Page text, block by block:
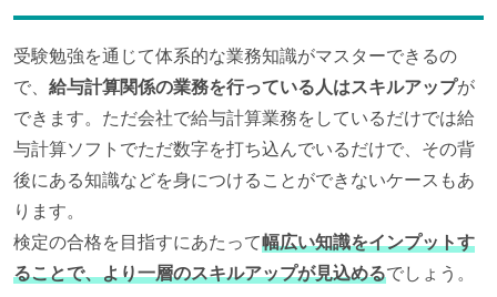
受験勉強を通じて体系的な業務知識がマスターできるの
で、 給与計算関係の業務を行っている人はスキルアップが
できます。ただ会社で給与計算業務をしているだけでは給
与計算ソフトでただ数字を打ち込んでいるだけで、その背
後にある知識などを身につけることができないケースもあ
ります。
検定の合格を目指すにあたって幅広い知識をインプットす
ることで、より一層のスキルアップが見込めるでしょう。